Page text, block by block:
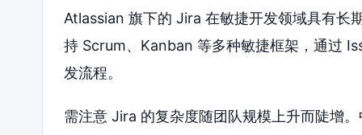
Atlassian 旗下的 Jira 在敏捷开发领域具有长
持 Scrum、Kanban 等多种敏捷框架，通过
发流程。
需注意 Jira 的复杂度随团队规模上升而陡增